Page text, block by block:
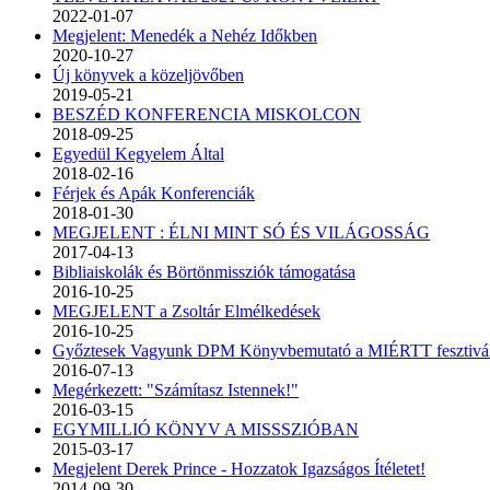
2022-01-07
Megjelent: Menedék a Nehéz Időkben
2020-10-27
Új könyvek a közeljövőben
2019-05-21
BESZÉD KONFERENCIA MISKOLCON
2018-09-25
Egyedül Kegyelem Által
2018-02-16
Férjek és Apák Konferenciák
2018-01-30
MEGJELENT : ÉLNI MINT SÓ ÉS VILÁGOSSÁG
2017-04-13
Bibliaiskolák és Börtönmissziók támogatása
2016-10-25
MEGJELENT a Zsoltár Elmélkedések
2016-10-25
Győztesek Vagyunk DPM Könyvbemutató a MIÉRTT
2016-07-13
Megérkezett: "Számítasz Istennek!"
2016-03-15
EGYMILLIÓ KÖNYV A MISSSZIÓBAN
2015-03-17
Megjelent Derek Prince - Hozzatok Igazságos Ítéletet!